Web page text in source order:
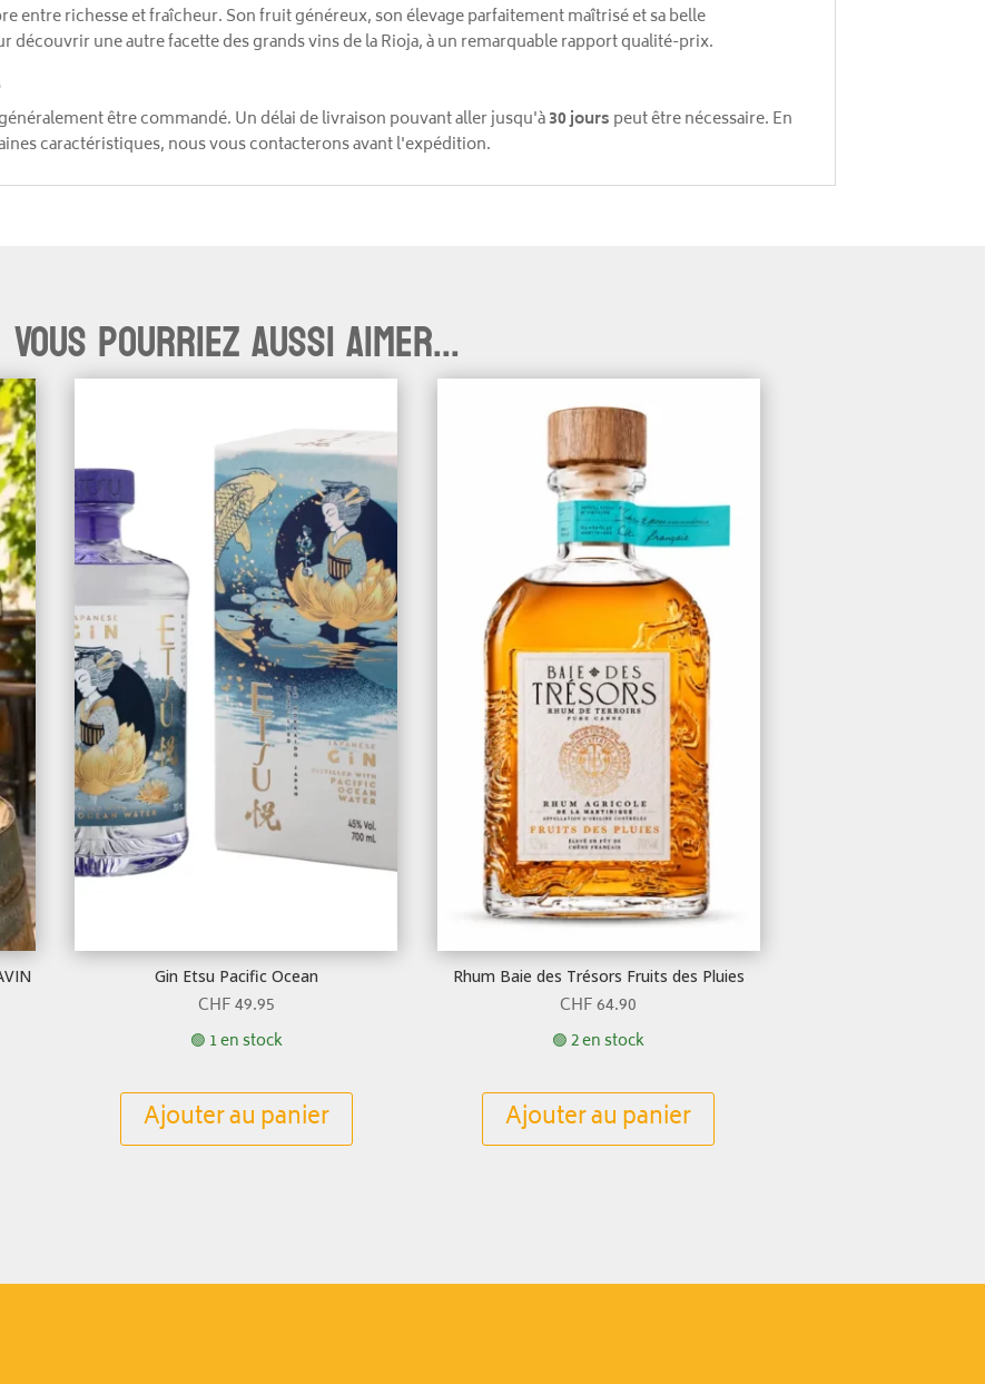
entre richesse et fraîcheur. Son fruit généreux, son élevage parfaitement maîtrisé et sa belle
une autre facette des grands vins de la Rioja, à un remarquable rapport qualité-prix.
être commandé. Un délai de livraison pouvant aller jusqu'à30 jours peut être nécessaire. En
caractéristiques, nous vous contacterons avant l'expédition.
Vous pourriez aussi aimer...
Gin Etsu Pacific Ocean
CHF49.95
🟢 1 en stock
Ajouter au panier
Rhum Baie des Trésors Fruits des Pluies
CHF64.90
🟢 2 en stock
Ajouter au panier